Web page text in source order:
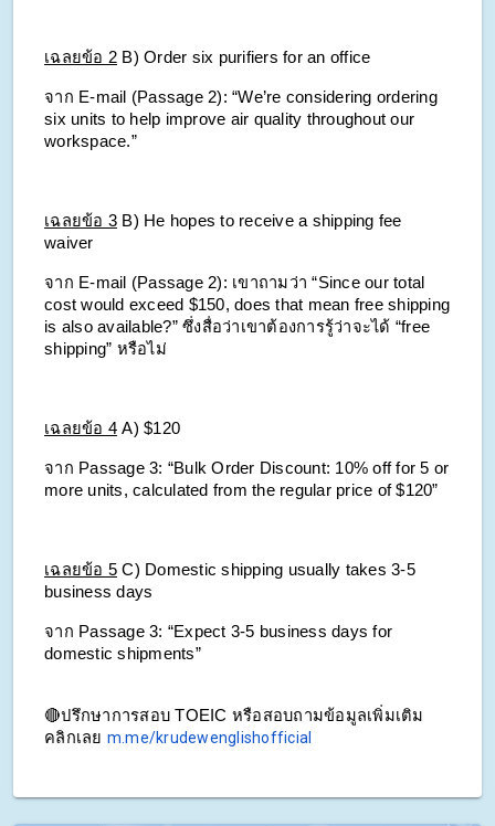
เฉลยข้อ 2 B) Order six purifiers for an office
จาก E-mail (Passage 2): “We’re considering ordering
six units to help improve air quality throughout our
workspace.”
เฉลยข้อ 3 B) He hopes to receive a shipping fee
waiver
จาก E-mail (Passage 2): เขาถามว่า “Since our total
cost would exceed $150, does that mean free shipping
is also available?” ซึ่งสื่อว่าเขาต้องการรู้ว่าจะได้ “free
shipping” หรือไม่
เฉลยข้อ 4 A) $120
จาก Passage 3: “Bulk Order Discount: 10% off for 5 or
more units, calculated from the regular price of $120”
เฉลยข้อ 5 C) Domestic shipping usually takes 3-5
business days
จาก Passage 3: “Expect 3-5 business days for
domestic shipments”
🔴ปรึกษาการสอบ TOEIC หรือสอบถามข้อมูลเพิ่มเติม
คลิกเลย m.me/krudewenglishofficial